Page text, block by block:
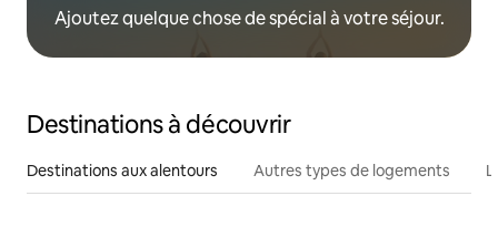
Ajoutez quelque chose de spécial à votre séjour.
Destinations à découvrir
Destinations aux alentours Autres types de logements